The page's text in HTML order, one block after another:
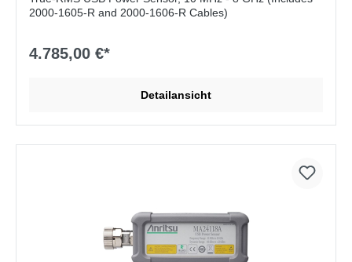
2000-1605-R and 2000-1606-R Cables)
4.785,00 €*
Detailansicht